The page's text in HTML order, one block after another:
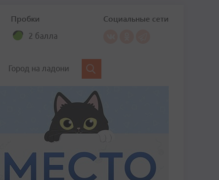
Пробки
2 балла
Социальные сети
Город на ладони